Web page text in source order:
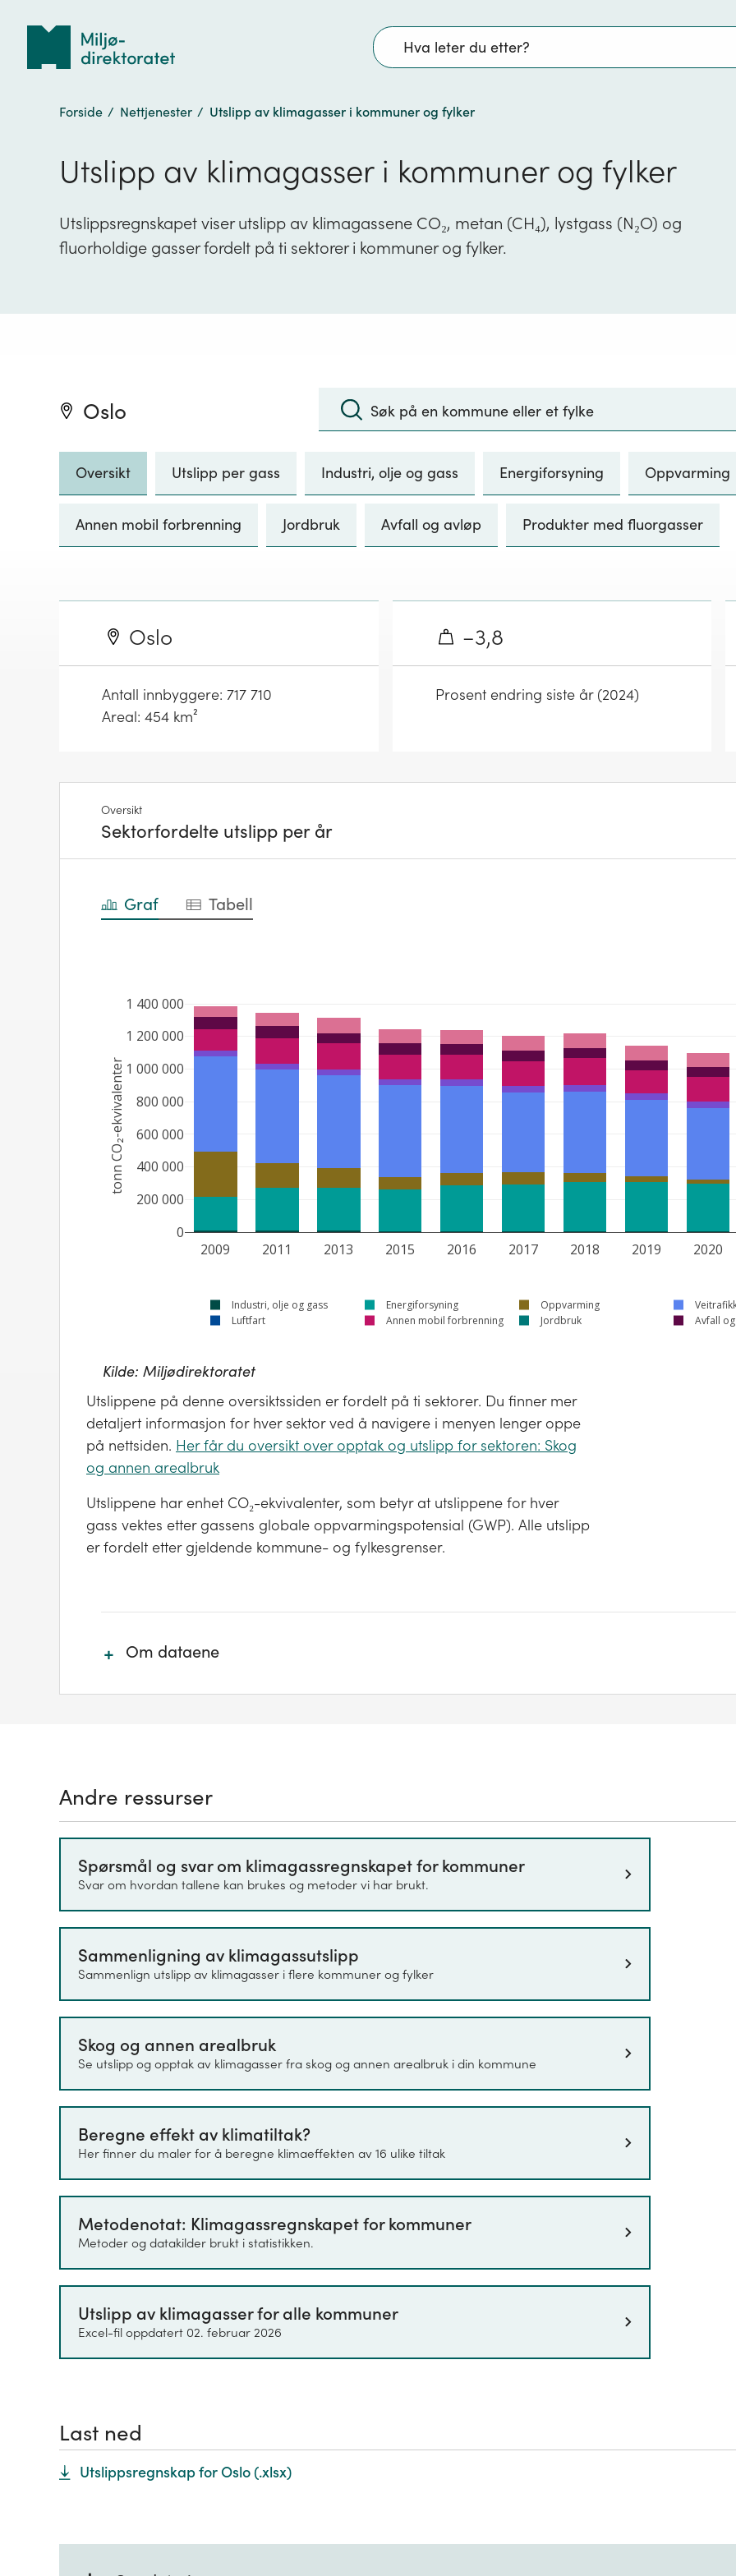
Søk
Forside / Nettjenester / Utslipp av klimagasser i kommuner og fylker
Utslipp av klimagasser i kommuner og fylker
Utslippsregnskapet viser utslipp av klimagassene CO₂, metan (CH₄), lystgass (N₂O) og
fluorholdige gasser fordelt på ti sektorer i kommuner og fylker.
Oslo :
Søk
Oversikt Utslipp per gass Industri, olje og gass Energiforsyning Oppvarming
Annen mobil forbrenning Jordbruk Avfall og avløp Produkter med fluorgasser
Oslo
Antall innbyggere: 717 710
Areal: 454 km²
−3,8
Prosent endring siste år (2024)
Oversikt
Sektorfordelte utslipp per år
Graf Tabell
2009 2011 2013 2015 2016 2017 2018 2019 2020
0
200 000
400 000
600 000
800 000
1 000 000
1 200 000
1 400 000
Industri, olje og gass Energiforsyning Oppvarming
Luftfart
Annen mobil forbrenning Jordbruk Avfall
tonn CO₂-ekvivalenter
Kilde: Miljødirektoratet
Utslippene på denne oversiktssiden er fordelt på ti sektorer. Du finner mer
detaljert informasjon for hver sektor ved å navigere i menyen lenger oppe
på nettsiden. Her får du oversikt over opptak og utslipp for sektoren: Skog
og annen arealbruk
Utslippene har enhet CO₂-ekvivalenter, som betyr at utslippene for hver
gass vektes etter gassens globale oppvarmingspotensial (GWP). Alle utslipp
er fordelt etter gjeldende kommune- og fylkesgrenser.
+ Om dataene
produksjon av bilen på ulike fabrikker vil være plassert på sektor 'industri, olje og
skjer i utlandet vil ikke være inkludert i det kommunefordelte regnskapet.
Klimagassregnskapet for kommuner inkluderer utslipp av klimagassene CO2
hydrofluorkarboner (HFK) og Svovelheksafluorid (SF6). Utslippstallene vises med
enhet CO
2
-ekvivalenter. Dette er en måleenhet som brukes for å kunne
sammenligne oppvarmingseffekten ulike klimagasser har på atmosfæren og for
"Spørsmål og svar" utdypes dette ytterligere.
Samme metoder og datakilder brukes for alle årene som omfattes av statistikken.
Det første året det er beregnet utslipp for er 2009. Årsaken til dette er at det enten
Utslippsregnskapet bruker datakilder som i størst mulig grad viser utviklingen på
lokalt nivå. Datakildene, og også totalsummen av klimagassutslipp, kan derfor
variere fra det nasjonale utslippsregnskapet. Metoden for beregninger følger
imidlertid prinsippene i det nasjonale utslippsregnskapet.
Andre ressurser
Spørsmål og svar om klimagassregnskapet for kommuner
Svar om hvordan tallene kan brukes og metoder vi har brukt.
Sammenligning av klimagassutslipp
Sammenlign utslipp av klimagasser i flere kommuner og fylker
Skog og annen arealbruk
Se utslipp og opptak av klimagasser fra skog og annen arealbruk i din kommune
Beregne effekt av klimatiltak?
Her finner du maler for å beregne klimaeffekten av 16 ulike tiltak
Metodenotat: Klimagassregnskapet for kommuner
Metoder og datakilder brukt i statistikken.
Utslipp av klimagasser for alle kommuner
Excel-fil oppdatert 02. februar 2026
Last ned
Utslippsregnskap for Oslo (.xlsx)